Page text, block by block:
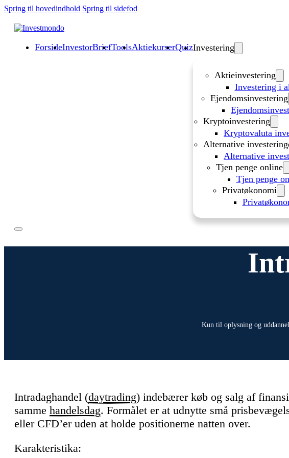
Spring til hovedindhold Spring til sidefod
ForsideInvestorBriefToolsAktiekurserQuizInvestering
Aktieinvestering
Investering i
Ejendomsinvestering
Kryptoinvestering
Kryptovaluta
Alternative
Alternative
Tjen penge online
Tjen penge
Privatøkonomi
Kun til oplysning og
Intradaghandel (daytrading) indebærer køb og salg af
samme handelsdag. Formålet er at udnytte små
eller CFD’er uden at holde positionerne natten over.
Karakteristika: